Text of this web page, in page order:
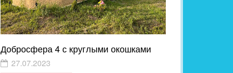
Добросфера 4 с круглыми окошками
27.07.2023